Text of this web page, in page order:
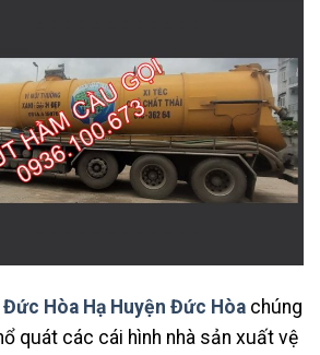
Đức Hòa Hạ Huyện Đức Hòa chúng
quát các cái hình nhà sản xuất vệ